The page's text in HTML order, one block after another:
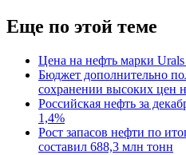
Еще по этой теме
Цена на нефть марки Urals
Бюджет дополнительно
сохранении высоких цен
Российская нефть за
1,4%
Рост запасов нефти по
составил 688,3 млн тонн